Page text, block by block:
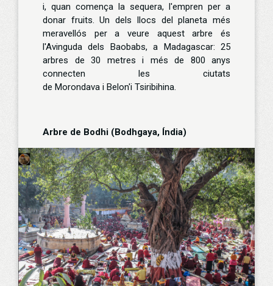
i, quan comença la sequera, l'empren per a
donar fruits. Un dels llocs del planeta més
meravellós per a veure aquest arbre és
l'Avinguda dels Baobabs, a Madagascar: 25
arbres de 30 metres i més de 800 anys
connecten les ciutats
de Morondava i Belon'i Tsiribihina.
Arbre de Bodhi (Bodhgaya, Índia)